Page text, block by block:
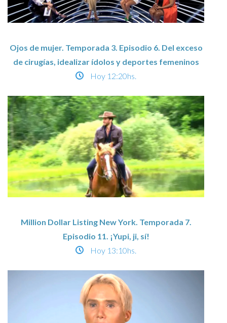
Ojos de mujer. Temporada 3. Episodio 6. Del exceso
de cirugías, idealizar ídolos y deportes femeninos
Hoy 12:20hs.
Million Dollar Listing New York. Temporada 7.
Episodio 11. ¡Yupi, ji, sí!
Hoy 13:10hs.